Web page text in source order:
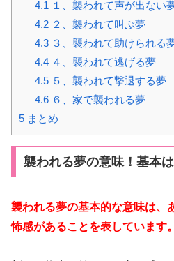
4.1 １、襲われて声が出ない
4.2２、襲われて叫ぶ夢
4.3３、襲われて助けられる
4.4４、襲われて逃げる夢
4.5５、襲われて撃退する夢
4.6６、家で襲われる夢
5 まとめ
襲われる夢の意味！基本
襲われる夢の基本的な意味は、
怖感があることを表しています。